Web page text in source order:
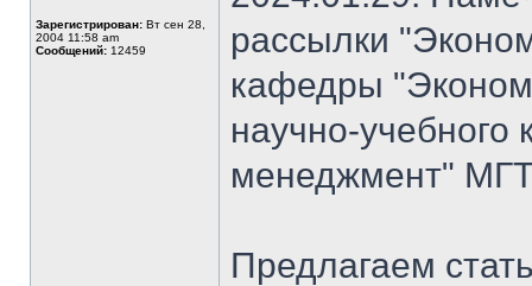
Зарегистрирован: Вт сен 28,
2004 11:58 am
Сообщений: 12459
рассылки
кафедры
научно-
менеджмент"
Предлагаем